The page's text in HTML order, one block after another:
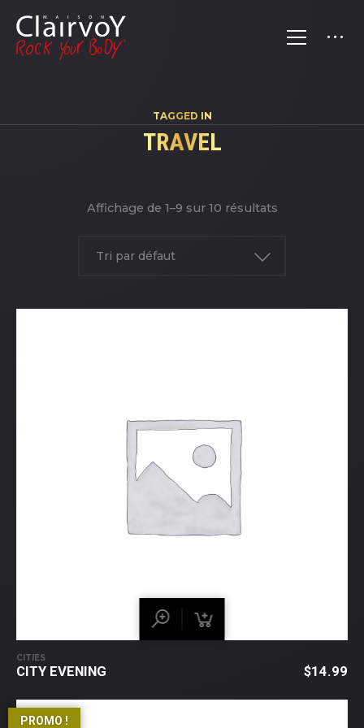
TAGGED IN
TRAVEL
Affichage de 1–9 sur 10 résultats
Tri par défaut
CITIES
CITY EVENING $14.99
PROMO !